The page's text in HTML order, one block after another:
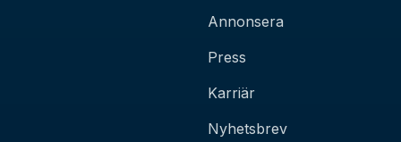
Annonsera
Press
Karriär
Nyhetsbrev